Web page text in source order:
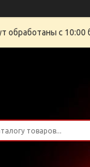
обработаны с